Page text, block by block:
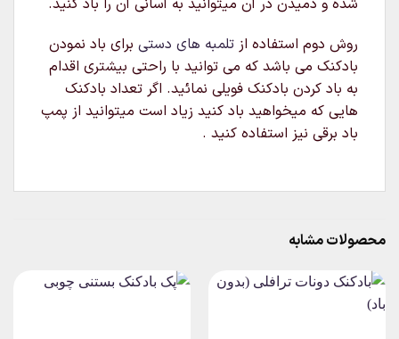
روش دوم استفاده از تلمبه های دستی برای باد نمودن
بادکنک می باشد که می توانید با راحتی بیشتری اقدام
به باد کردن بادکنک فویلی نمائید. اگر تعداد بادکنک
هایی که میخواهید باد کنید زیاد است میتوانید از پمپ
باد برقی نیز استفاده کنید .
محصولات مشابه